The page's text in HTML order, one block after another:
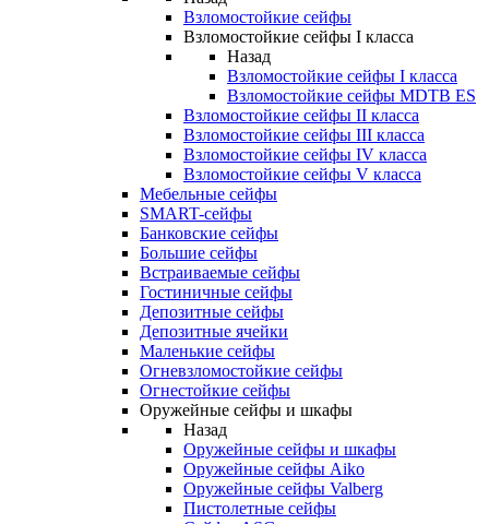
Взломостойкие сейфы
Взломостойкие сейфы I класса
Назад
Взломостойкие сейфы I класса
Взломостойкие сейфы MDTB ES
Взломостойкие сейфы II класса
Взломостойкие сейфы III класса
Взломостойкие сейфы IV класса
Взломостойкие сейфы V класса
Мебельные сейфы
SMART-сейфы
Банковские сейфы
Большие сейфы
Встраиваемые сейфы
Гостиничные сейфы
Депозитные сейфы
Депозитные ячейки
Маленькие сейфы
Огневзломостойкие сейфы
Огнестойкие сейфы
Оружейные сейфы и шкафы
Назад
Оружейные сейфы и шкафы
Оружейные сейфы Aiko
Оружейные сейфы Valberg
Пистолетные сейфы